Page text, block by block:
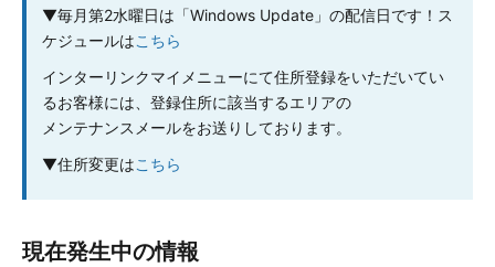
▼毎月第2水曜日は「Windows Update」の配信日です！ス
ケジュールはこちら
インターリンクマイメニューにて住所登録をいただいてい
るお客様には、登録住所に該当するエリアの
メンテナンスメールをお送りしております。
▼住所変更はこちら
現在発生中の情報